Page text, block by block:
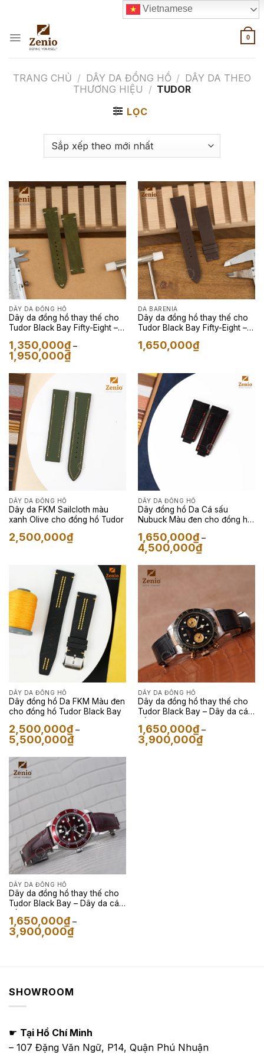
content
0
TRANG CHỦ / DÂY DA ĐỒNG HỒ / DÂY DA THEO
THƯƠNG HIỆU / TUDOR
LỌC
DÂY DA ĐỒNG HỒ
Dây da đồng hồ thay thế cho
Tudor Black Bay Fifty-Eight –
1,350,000₫ –
1,950,000₫Khoảng
giá:
1,350,000₫
1,950,000₫
DA BARENIA
Dây da đồng hồ thay thế cho
Tudor Black Bay Fifty-Eight –
1,650,000₫
DÂY DA ĐỒNG HỒ
Dây da FKM Sailcloth màu
xanh Olive cho đồng hồ Tudor
2,500,000₫
DÂY DA ĐỒNG HỒ
Dây đồng hồ Da Cá sấu
Nubuck Màu đen cho đồng hồ
1,650,000₫ –
4,500,000₫Khoảng
giá:
DÂY DA ĐỒNG HỒ
Dây đồng hồ Da FKM Màu đen
cho đồng hồ Tudor Black Bay
2,500,000₫ –
5,500,000₫Khoảng
giá:
2,500,000₫
5,500,000₫
DÂY DA ĐỒNG HỒ
Dây da đồng hồ thay thế cho
Tudor Black Bay – Dây da cá
1,650,000₫ –
3,900,000₫Khoảng
giá:
DÂY DA ĐỒNG HỒ
Dây da đồng hồ thay thế cho
Tudor Black Bay – Dây da cá
1,650,000₫ –
3,900,000₫Khoảng
giá:
SHOWROOM
☛ Tại Hồ Chí Minh
– 107 Đặng Văn Ngữ, P14, Quận Phú Nhuận
Vietnamese